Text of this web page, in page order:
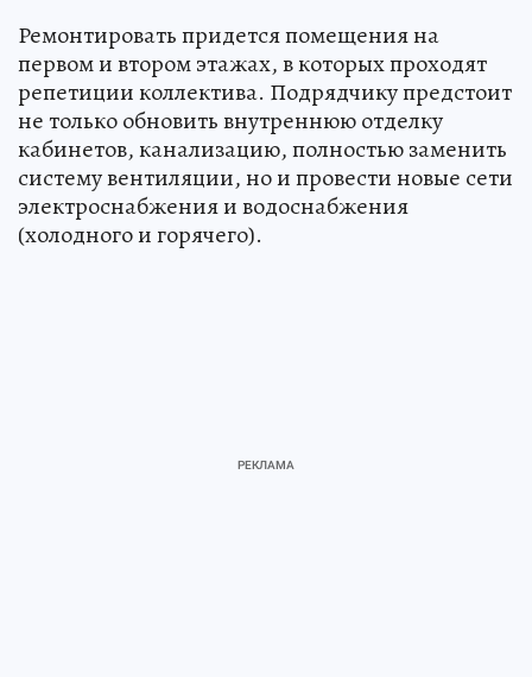
Ремонтировать придется помещения на
первом и втором этажах, в которых проходят
репетиции коллектива. Подрядчику предстоит
не только обновить внутреннюю отделку
кабинетов, канализацию, полностью заменить
систему вентиляции, но и провести новые сети
электроснабжения и водоснабжения
(холодного и горячего).